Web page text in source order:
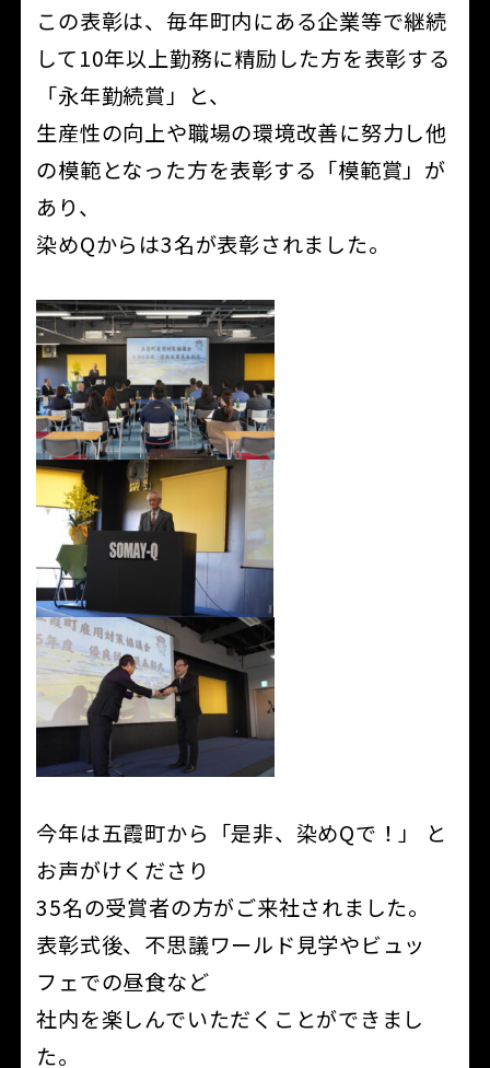
この表彰は、毎年町内にある企業等で継続
して10年以上勤務に精励した方を表彰する
「永年勤続賞」と、
生産性の向上や職場の環境改善に努力し他
の模範となった方を表彰する「模範賞」が
あり、
染めQからは3名が表彰されました。
今年は五霞町から「是非、染めQで！」 と
お声がけくださり
35名の受賞者の方がご来社されました。
表彰式後、不思議ワールド見学やビュッ
フェでの昼食など
社内を楽しんでいただくことができまし
た。